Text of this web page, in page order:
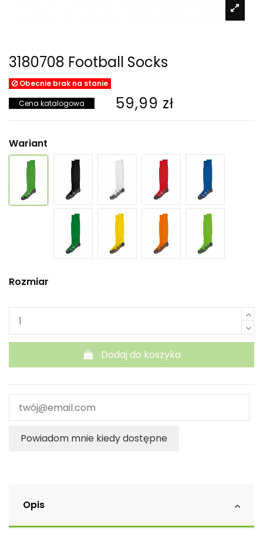
3180708 Football Socks
Obecnie brak na stanie
Cena katalogowa 59,99 zł
Wariant
Rozmiar
Dodaj do koszyka
Powiadom mnie kiedy dostępne
Opis